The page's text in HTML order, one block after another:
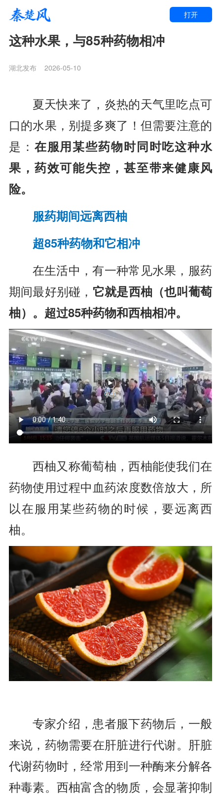
打开
这种水果，与85种药物相冲
湖北发布 2026-05-10
夏天快来了，炎热的天气里吃点可
口的水果，别提多爽了！但需要注意的
是： 在服用某些药物时同时吃这种水
果，药效可能失控，甚至带来健康风
险。
服药期间远离西柚
超85种药物和它相冲
在生活中，有一种常见水果，服药
期间最好别碰， 它就是西柚（也叫葡萄
柚）。超过85种药物和西柚相冲。
西柚又称葡萄柚，西柚能使我们在
药物使用过程中血药浓度数倍放大，所
以在服用某些药物的时候，要远离西
柚。
专家介绍，患者服下药物后，一般
来说，药物需要在肝脏进行代谢。肝脏
代谢药物时，经常用到一种酶来分解各
种毒素。西柚富含的物质，会显著抑制